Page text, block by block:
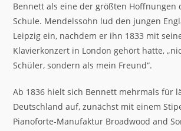
Bennett als eine der größten Hoffnungen
Schule. Mendelssohn lud den jungen
Leipzig ein, nachdem er ihn 1833 mit
Klavierkonzert in London gehört hatte,
Schüler, sondern als mein Freund“.
Ab 1836 hielt sich Bennett mehrmals für
Deutschland auf, zunächst mit einem
Pianoforte-Manufaktur Broadwood and